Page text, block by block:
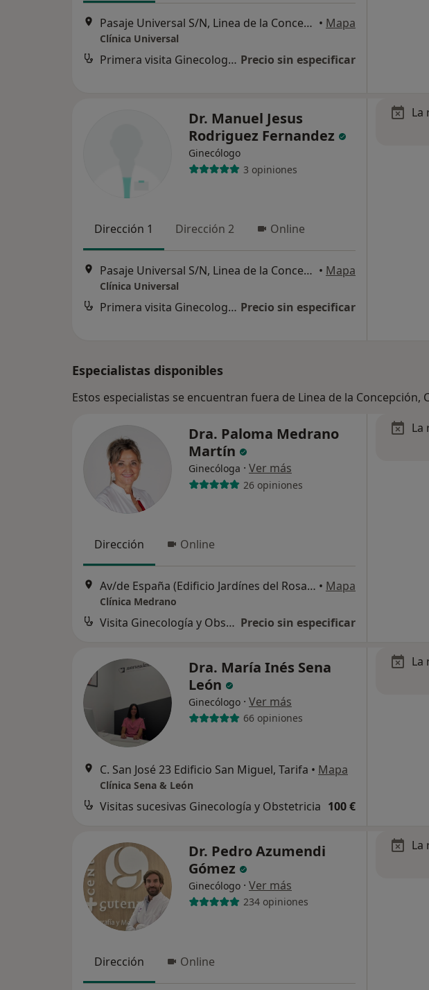
Pasaje Universal S/N, Linea de la Concepción • Mapa
Clínica Universal
Primera visita Ginecología y Obstetricia Precio sin especificar
Dr. Manuel Jesus
Rodriguez Fernandez
Ginecólogo
3 opiniones
Dirección 1 Dirección 2 Online
Pasaje Universal S/N, Linea de la Concepción • Mapa
Clínica Universal
Primera visita Ginecología y Obstetricia Precio sin especificar
La
Especialistas disponibles
Estos especialistas se encuentran fuera de Linea de la Concepción,
Dra. Paloma Medrano
Martín
Ginecóloga · Ver más
26 opiniones
Dirección Online
Av/de España (Edificio Jardínes del Rosario bloq. 6), Algeciras • Mapa
Clínica Medrano
Visita Ginecología y Obstetricia Precio sin especificar
La
Dra. María Inés Sena
León
Ginecólogo · Ver más
66 opiniones
C. San José 23 Edificio San Miguel, Tarifa • Mapa
Clínica Sena & León
Visitas sucesivas Ginecología y Obstetricia 100 €
La
Dr. Pedro Azumendi
Gómez
Ginecólogo · Ver más
234 opiniones
Dirección Online
La